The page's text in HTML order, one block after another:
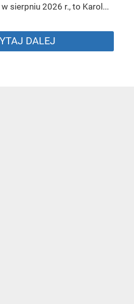
sierpniu 2026 r., to Karol...
DALEJ